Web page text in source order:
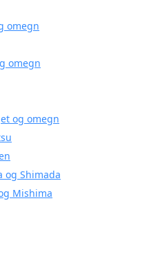
omegn
omegn
og omegn
og Shimada
Mishima